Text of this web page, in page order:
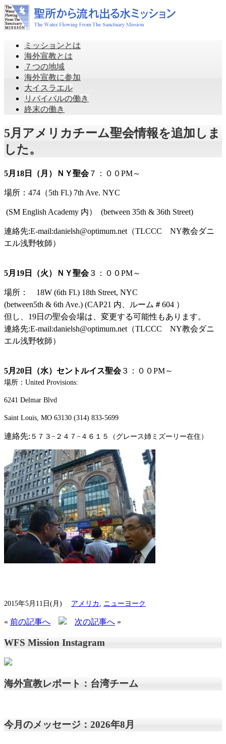
ミッションとは
海外宣教とは
７つの地域
海外宣教に参加
大イスラエル
リバイバルの働き
終末の働き
5月アメリカチーム聖会情報を追加しま
した。
5月 18 日（月）ＮＹ聖会７：００PM～
場所： 474 （5th Fl.) 7th Ave. NYC
(SM English Academy 内） (between 35th & 36th Street)
連絡先:E-mail:danielsh@optimum.net （TLCCC NY教会ダニ
エル浅野牧師）
5月 19 日（火） ＮＹ聖会３：００PM～
場所： 18W (6th Fl.) 18th Street, NYC
(between5th & 6th Ave.) (CAP21 内、ルーム＃604 ）
但し、 19日の聖会会場は、変更する可能性もあります。
連絡先:E-mail:danielsh@optimum.net （TLCCC NY教会ダニ
エル浅野牧師）
5月 20 日（水）セントルイス聖会３：００PM～
場所： United Provisions:
6241 Delmar Blvd
Saint Louis, MO 63130 (314) 833-5699
連絡先: ５７３−２４７−４６１５（グレース姉ミズーリー在住）
2015年5月11日(月) アメリカ ニューヨーク
« 前の記事へ 次の記事へ »
WFS Mission Instagram
海外宣教レポート：台湾チーム
今月のメッセージ：2026年8月